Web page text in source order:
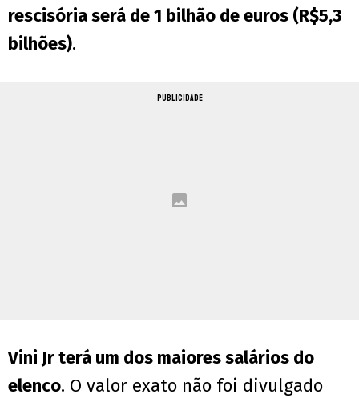
rescisória será de 1 bilhão de euros (R$5,3
bilhões).
PUBLICIDADE
Vini Jr terá um dos maiores salários do
elenco. O valor exato não foi divulgado